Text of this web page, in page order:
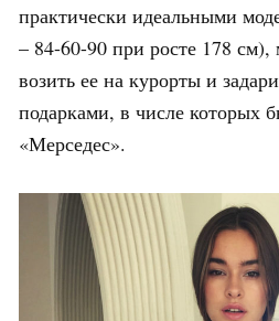
практически идеальными
– 84-60-90 при росте 178 см),
возить ее на курорты и
подарками, в числе которых
«Мерседес».